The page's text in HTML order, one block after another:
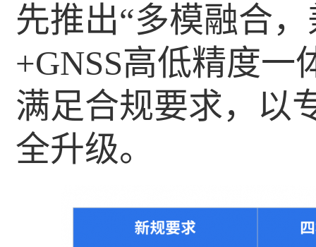
先推出“多模融合
+GNSS高低精度
满足合规要求，以
全升级。